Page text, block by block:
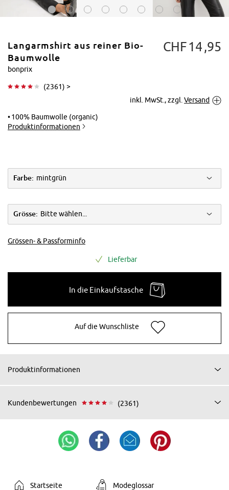
Vergrößern
Langarmshirt aus reiner Bio-
Baumwolle
bonprix
(2361) >
CHF14 95
inkl. MwSt., zzgl. Versand
100% Baumwolle (organic)
Produktinformationen
Farbe: mintgrün
Grösse: Bitte wählen...
Grössen- & Passforminfo
Lieferbar
In die Einkaufstasche
Auf die Wunschliste
Produktinformationen
Kundenbewertungen (2361)
Startseite Modeglossar